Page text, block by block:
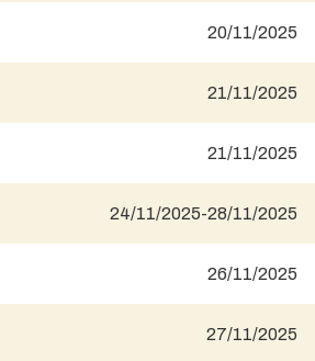
20/11/2025
21/11/2025
21/11/2025
24/11/2025-28/11/2025
26/11/2025
27/11/2025